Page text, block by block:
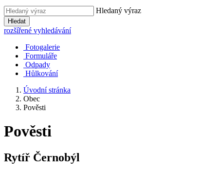
Hledaný výraz
Hledat
rozšířené vyhledávání
Fotogalerie
Formuláře
Odpady
Hůlkování
Úvodní stránka
Obec
Pověsti
Pověsti
Rytíř Černobýl